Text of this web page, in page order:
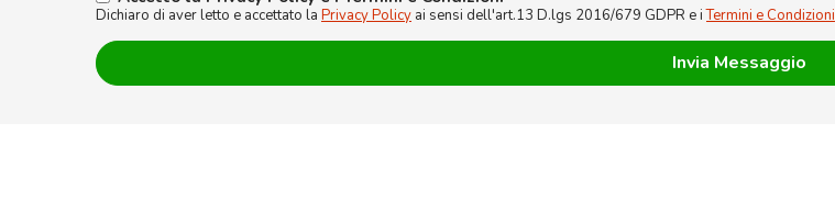
Dichiaro di aver letto e accettato la Privacy Policy ai sensi dell'art.13 D.lgs 2016/679 GDPR e iTermini e Condizioni